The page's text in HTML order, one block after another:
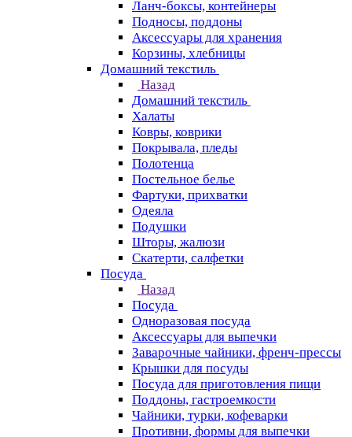
Ланч-боксы, контейнеры
Подносы, поддоны
Аксессуары для хранения
Корзины, хлебницы
Домашний текстиль
Назад
Домашний текстиль
Халаты
Ковры, коврики
Покрывала, пледы
Полотенца
Постельное белье
Фартуки, прихватки
Одеяла
Подушки
Шторы, жалюзи
Скатерти, салфетки
Посуда
Назад
Посуда
Одноразовая посуда
Аксессуары для выпечки
Заварочные чайники, френч-прессы
Крышки для посуды
Посуда для приготовления пищи
Поддоны, гастроемкости
Чайники, турки, кофеварки
Противни, формы для выпечки